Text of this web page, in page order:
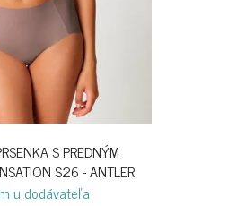
S PREDNÝM
S26 - ANTLER
u dodávateľa